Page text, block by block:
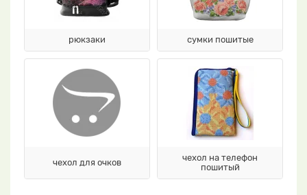
рюкзаки сумки пошитые
чехол для очков
чехол на телефон
пошитый